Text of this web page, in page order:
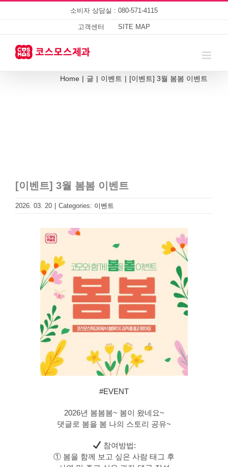
소비자 상담실 : 080-571-4115
고객센터 SITE MAP
Home | 글 | 이벤트 | [이벤트] 3월 봄봄 이벤트
[이벤트] 3월 봄봄 이벤트
2026. 03. 20 | Categories: 이벤트
#EVENT
2026년 봄봄봄~ 봄이 왔네요~
댓글로 봄을 봄 나의 스토리 공유~
참여방법:
① 봄을 함께 보고 싶은 사람 태그 후